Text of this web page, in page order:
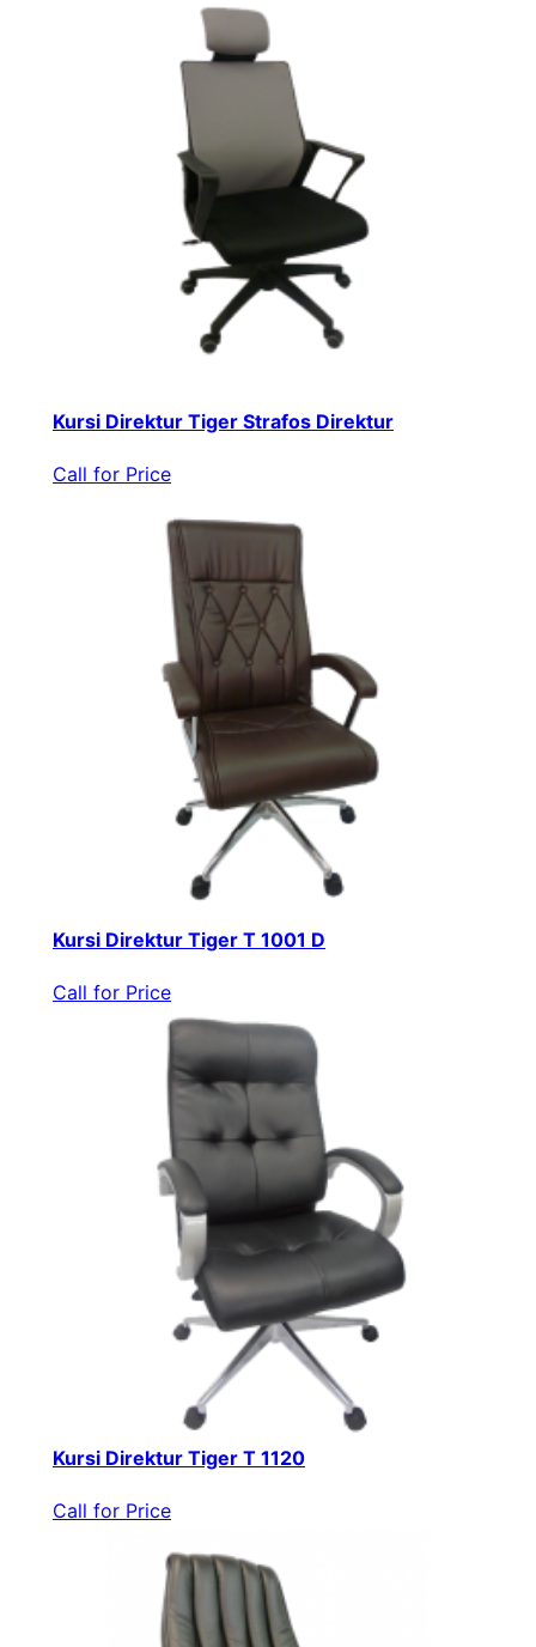
Kursi Direktur Tiger Strafos Direktur
Call for Price
Kursi Direktur Tiger T 1001 D
Call for Price
Kursi Direktur Tiger T 1120
Call for Price